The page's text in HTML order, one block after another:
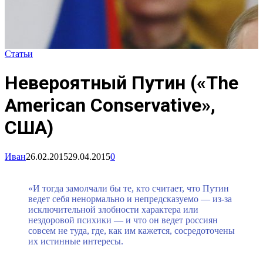
Статьи
Невероятный Путин («The
American Conservative»,
США)
Иван26.02.201529.04.20150
«И тогда замолчали бы те, кто считает, что Путин
ведет себя ненормально и непредсказуемо — из-за
исключительной злобности характера или
нездоровой психики — и что он ведет россиян
совсем не туда, где, как им кажется, сосредоточены
их истинные интересы.